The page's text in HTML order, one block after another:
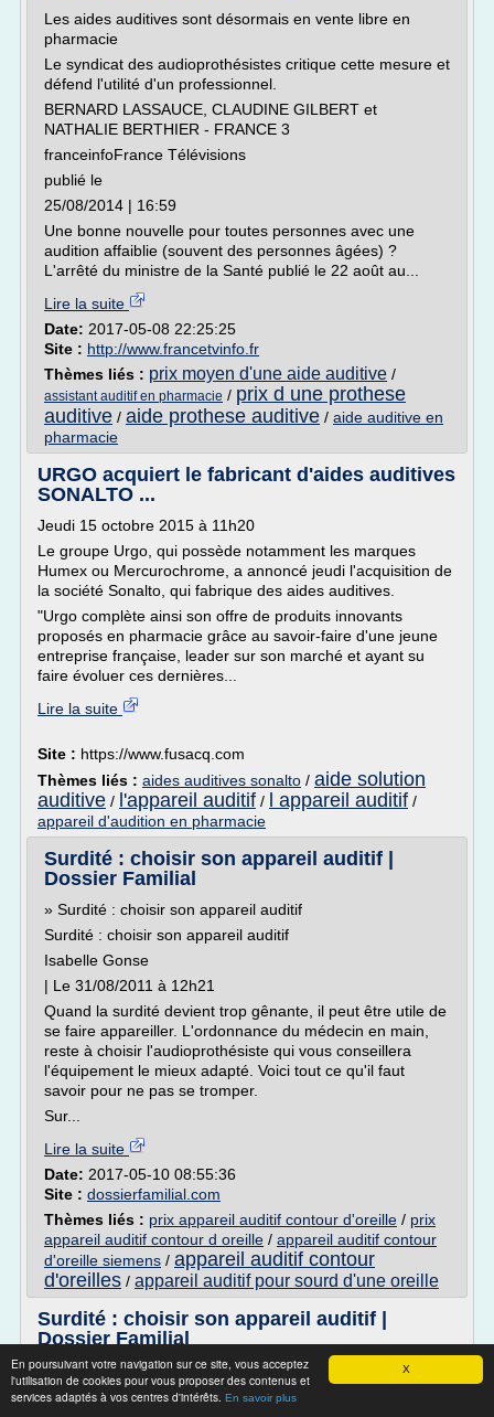
X
En poursuivant votre navigation sur ce site, vous acceptez
l'utilisation de cookies pour vous proposer des contenus et
services adaptés à vos centres d'intérêts. En savoir plus
Les aides auditives sont désormais en vente libre en
pharmacie
Le syndicat des audioprothésistes critique cette mesure et
défend l'utilité d'un professionnel.
BERNARD LASSAUCE, CLAUDINE GILBERT et
NATHALIE BERTHIER - FRANCE 3
franceinfoFrance Télévisions
publié le
25/08/2014 | 16:59
Une bonne nouvelle pour toutes personnes avec une
audition affaiblie (souvent des personnes âgées) ?
L'arrêté du ministre de la Santé publié le 22 août au...
Lire la suite
Date: 2017-05-08 22:25:25
Site : http://www.francetvinfo.fr
Thèmes liés : prix moyen d'une aide auditive /
assistant auditif en pharmacie / prix d une prothese
auditive / aide prothese auditive / aide auditive en
pharmacie
URGO acquiert le fabricant d'aides auditives
SONALTO ...
Jeudi 15 octobre 2015 à 11h20
Le groupe Urgo, qui possède notamment les marques
Humex ou Mercurochrome, a annoncé jeudi l'acquisition de
la société Sonalto, qui fabrique des aides auditives.
"Urgo complète ainsi son offre de produits innovants
proposés en pharmacie grâce au savoir-faire d'une jeune
entreprise française, leader sur son marché et ayant su
faire évoluer ces dernières...
Lire la suite
Site : https://www.fusacq.com
Thèmes liés : aides auditives sonalto / aide solution
auditive / l'appareil auditif / l appareil auditif /
appareil d'audition en pharmacie
Surdité : choisir son appareil auditif |
Dossier Familial
» Surdité : choisir son appareil auditif
Surdité : choisir son appareil auditif
Isabelle Gonse
| Le 31/08/2011 à 12h21
Quand la surdité devient trop gênante, il peut être utile de
se faire appareiller. L'ordonnance du médecin en main,
reste à choisir l'audioprothésiste qui vous conseillera
l'équipement le mieux adapté. Voici tout ce qu'il faut
savoir pour ne pas se tromper.
Sur...
Lire la suite
Date: 2017-05-10 08:55:36
Site : dossierfamilial.com
Thèmes liés : prix appareil auditif contour d'oreille / prix
appareil auditif contour d oreille / appareil auditif contour
d'oreille siemens / appareil auditif contour
d'oreilles / appareil auditif pour sourd d'une oreille
Surdité : choisir son appareil auditif |
Dossier Familial
» Surdité : choisir son appareil auditif
Surdité : choisir son appareil auditif